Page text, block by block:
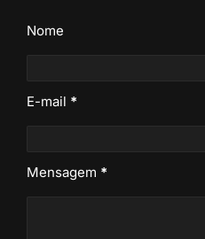
Nome
E-mail *
Mensagem *